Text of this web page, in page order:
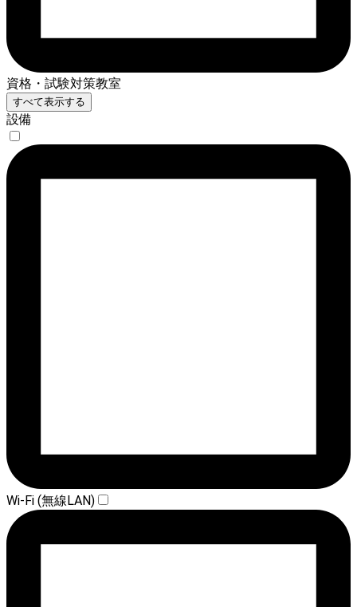
資格・試験対策教室
すべて表示する
設備
Wi-Fi (無線LAN)